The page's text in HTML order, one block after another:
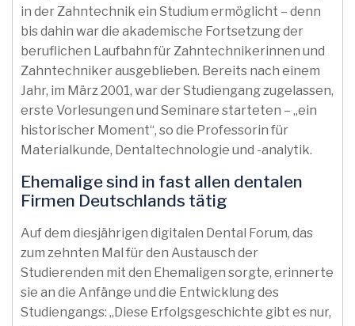
in der Zahntechnik ein Studium ermöglicht – denn
bis dahin war die akademische Fortsetzung der
beruflichen Laufbahn für Zahntechnikerinnen und
Zahntechniker ausgeblieben. Bereits nach einem
Jahr, im März 2001, war der Studiengang zugelassen,
erste Vorlesungen und Seminare starteten – „ein
historischer Moment“, so die Professorin für
Materialkunde, Dentaltechnologie und -analytik.
Ehemalige sind in fast allen dentalen
Firmen Deutschlands tätig
Auf dem diesjährigen digitalen Dental Forum, das
zum zehnten Mal für den Austausch der
Studierenden mit den Ehemaligen sorgte, erinnerte
sie an die Anfänge und die Entwicklung des
Studiengangs: „Diese Erfolgsgeschichte gibt es nur,